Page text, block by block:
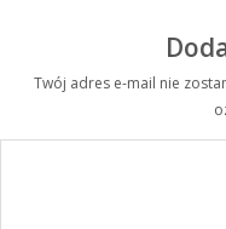
Twój adres e-mail nie